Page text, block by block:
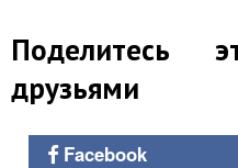
Поделитесь
друзьями
Facebook